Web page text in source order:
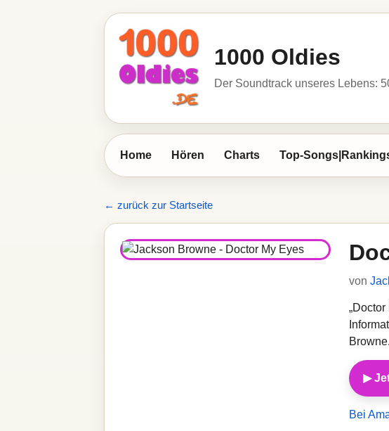
1000 Oldies
Der Soundtrack unseres Lebens:
Home Hören Charts Top-
← zurück zur Startseite
von
Browne.
▶
Bei